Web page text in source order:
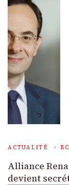
ACTUALITÉ
Alliance
devient